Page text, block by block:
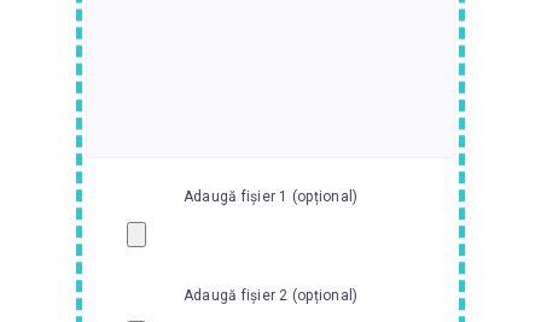
Adaugă fișier 1 (opțional)
Adaugă fișier 2 (opțional)